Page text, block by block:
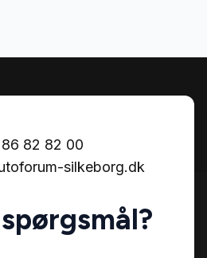
86 82 82 00
silkeborg.dk